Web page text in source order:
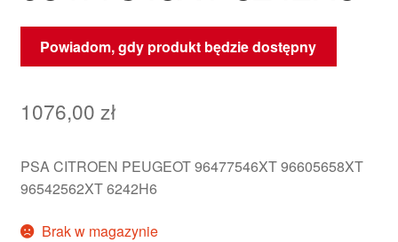
Powiadom, gdy produkt będzie dostępny
1076,00 zł
PSA CITROEN PEUGEOT 96477546XT 96605658XT
96542562XT 6242H6
Brak w magazynie